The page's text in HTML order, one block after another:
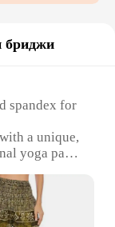
бриджи
spandex for
a unique,
yoga pants
and
and